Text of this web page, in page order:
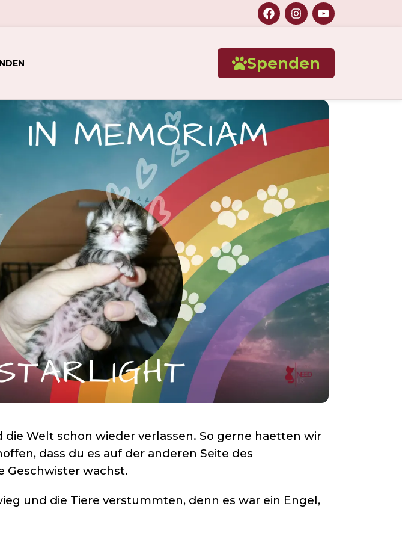
Spenden
Welt schon wieder verlassen. So gerne haetten wir
dass du es auf der anderen Seite des
Geschwister wachst.
und die Tiere verstummten, denn es war ein Engel,